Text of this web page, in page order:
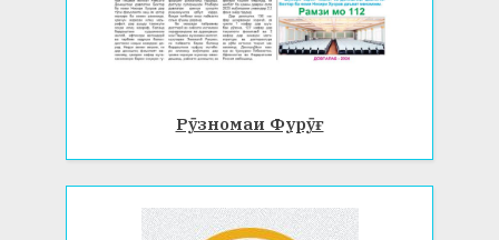
Рӯзномаи Фурӯғ